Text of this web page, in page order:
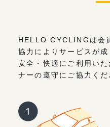
HELLO CYCLINGは会
協力によりサービスが成
安全・快適にご利用い
ナーの遵守にご協力くだ